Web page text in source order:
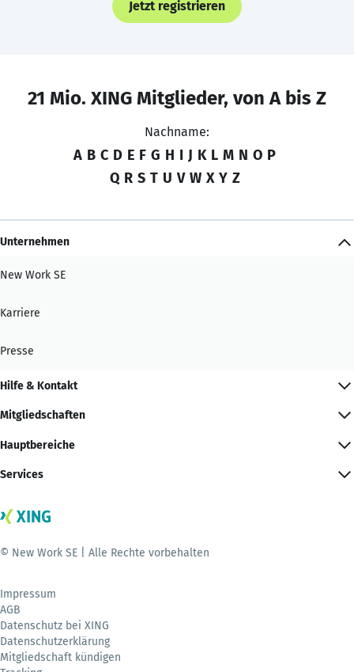
Jetzt registrieren
21 Mio. XING Mitglieder, von A bis Z
Nachname:
A B C D E F G H I J K L M N O P
Q R S T U V W X Y Z
Unternehmen
New Work SE
Karriere
Presse
Hilfe & Kontakt
Mitgliedschaften
Hauptbereiche
Services
© New Work SE | Alle Rechte vorbehalten
Impressum
AGB
Datenschutz bei XING
Datenschutzerklärung
Mitgliedschaft kündigen